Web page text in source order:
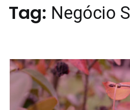
Tag: Negócio